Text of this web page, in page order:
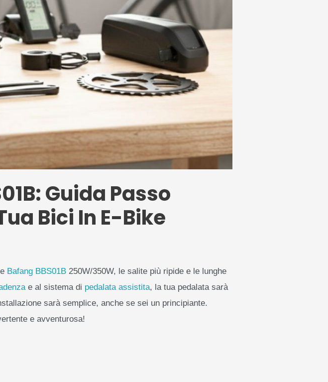
Guida Passo
Bici In E-Bike
Bafang BBS01B 250W/350W, le salite più ripide e le lunghe
e al sistema di pedalata assistita, la tua pedalata sarà
sarà semplice, anche se sei un principiante.
e avventurosa!